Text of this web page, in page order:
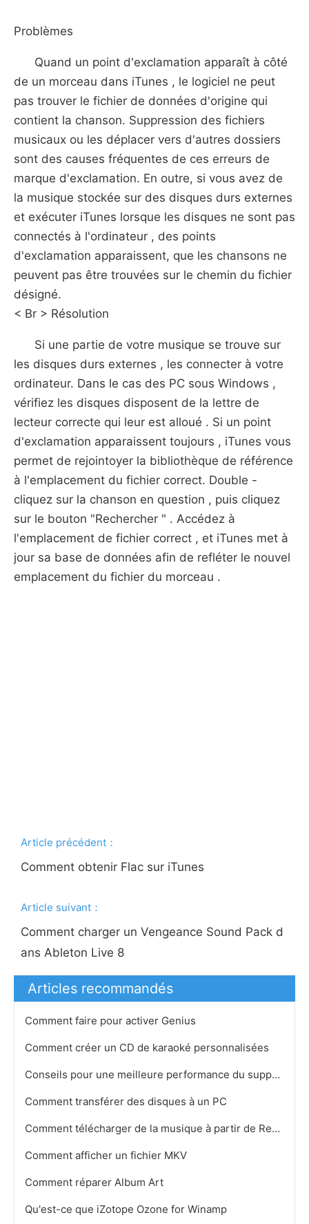
Problèmes
Quand un point d'exclamation apparaît à côté
de un morceau dans iTunes , le logiciel ne peut
pas trouver le fichier de données d'origine qui
contient la chanson. Suppression des fichiers
musicaux ou les déplacer vers d'autres dossiers
sont des causes fréquentes de ces erreurs de
marque d'exclamation. En outre, si vous avez de
la musique stockée sur des disques durs externes
et exécuter iTunes lorsque les disques ne sont pas
connectés à l'ordinateur , des points
d'exclamation apparaissent, que les chansons ne
peuvent pas être trouvées sur le chemin du fichier
désigné.
< Br > Résolution
Si une partie de votre musique se trouve sur
les disques durs externes , les connecter à votre
ordinateur. Dans le cas des PC sous Windows ,
vérifiez les disques disposent de la lettre de
lecteur correcte qui leur est alloué . Si un point
d'exclamation apparaissent toujours , iTunes vous
permet de rejointoyer la bibliothèque de référence
à l'emplacement du fichier correct. Double -
cliquez sur la chanson en question , puis cliquez
sur le bouton "Rechercher " . Accédez à
l'emplacement de fichier correct , et iTunes met à
jour sa base de données afin de refléter le nouvel
emplacement du fichier du morceau .
Article précédent：
Comment obtenir Flac sur iTunes
Article suivant：
Comment charger un Vengeance Sound Pack d
ans Ableton Live 8
Articles recommandés
Comment faire pour activer Genius
Comment créer un CD de karaoké personnalisées
Conseils pour une meilleure performance du support de lecteur
Comment transférer des disques à un PC
Comment télécharger de la musique à partir de RealPlayer pour mon portable
Comment afficher un fichier MKV
Comment réparer Album Art
Qu'est-ce que iZotope Ozone for Winamp